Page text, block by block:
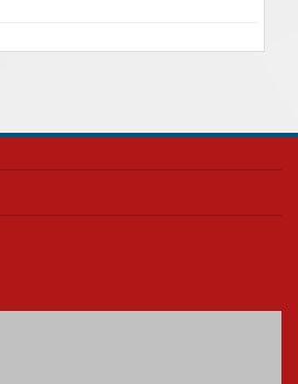
realizará nova edição da Feira